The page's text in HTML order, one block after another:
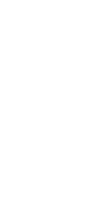
De no
incluyen los
de cerca de
líneas